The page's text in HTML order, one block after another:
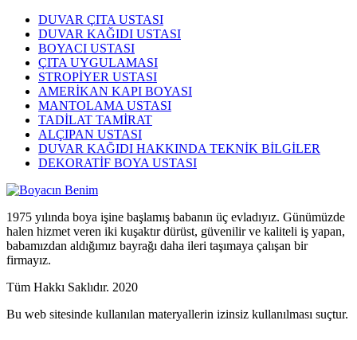
DUVAR ÇITA USTASI
DUVAR KAĞIDI USTASI
BOYACI USTASI
ÇITA UYGULAMASI
STROPİYER USTASI
AMERİKAN KAPI BOYASI
MANTOLAMA USTASI
TADİLAT TAMİRAT
ALÇIPAN USTASI
DUVAR KAĞIDI HAKKINDA TEKNİK BİLGİLER
DEKORATİF BOYA USTASI
1975 yılında boya işine başlamış babanın üç evladıyız. Günümüzde
halen hizmet veren iki kuşaktır dürüst, güvenilir ve kaliteli iş yapan,
babamızdan aldığımız bayrağı daha ileri taşımaya çalışan bir
firmayız.
Tüm Hakkı Saklıdır. 2020
Bu web sitesinde kullanılan materyallerin izinsiz kullanılması suçtur.